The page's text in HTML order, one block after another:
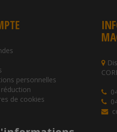
personnelles
de cookies